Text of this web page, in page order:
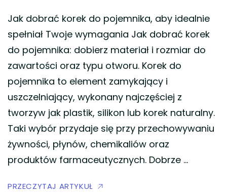
Jak dobrać korek do pojemnika, aby idealnie
spełniał Twoje wymagania Jak dobrać korek
do pojemnika: dobierz materiał i rozmiar do
zawartości oraz typu otworu. Korek do
pojemnika to element zamykający i
uszczelniający, wykonany najczęściej z
tworzyw jak plastik, silikon lub korek naturalny.
Taki wybór przydaje się przy przechowywaniu
żywności, płynów, chemikaliów oraz
produktów farmaceutycznych. Dobrze …
PRZECZYTAJ ARTYKUŁ